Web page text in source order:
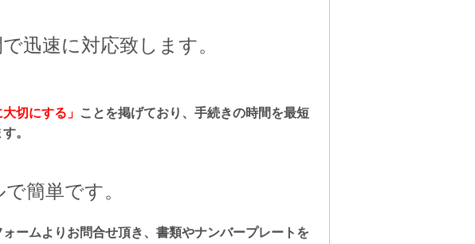
迅速に対応致します。
切にする」 ことを掲げており、手続きの時間を最短
。
簡単です。
ームよりお問合せ頂き、書類やナンバープレートを